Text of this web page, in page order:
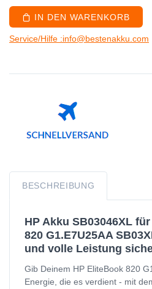
IN DEN WARENKORB
Service/Hilfe :info@bestenakku.com
BESCHREIBUNG
HP Akku SB03046XL
820 G1.E7U25AA
und volle Leistung
Gib Deinem HP EliteBook 820
Energie, die es verdient - mit